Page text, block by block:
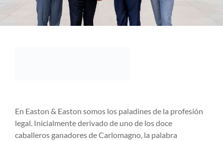
En Easton & Easton somos los paladines de la profesión
legal. Inicialmente derivado de uno de los doce
caballeros ganadores de Carlomagno, la palabra